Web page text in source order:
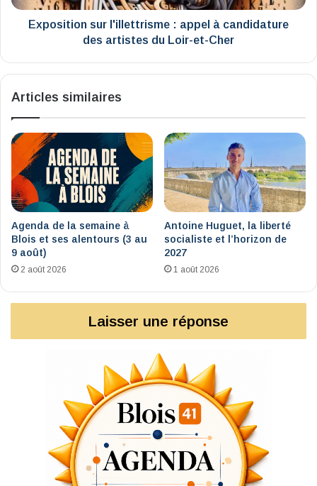
artistes
Exposition sur l'illettrisme : appel à candidature
des artistes du Loir-et-Cher
Articles similaires
Agenda de la semaine à
Blois et ses alentours (3 au
9 août)
2 août 2026
Antoine Huguet, la liberté
socialiste et l’horizon de
2027
1 août 2026
Laisser une réponse